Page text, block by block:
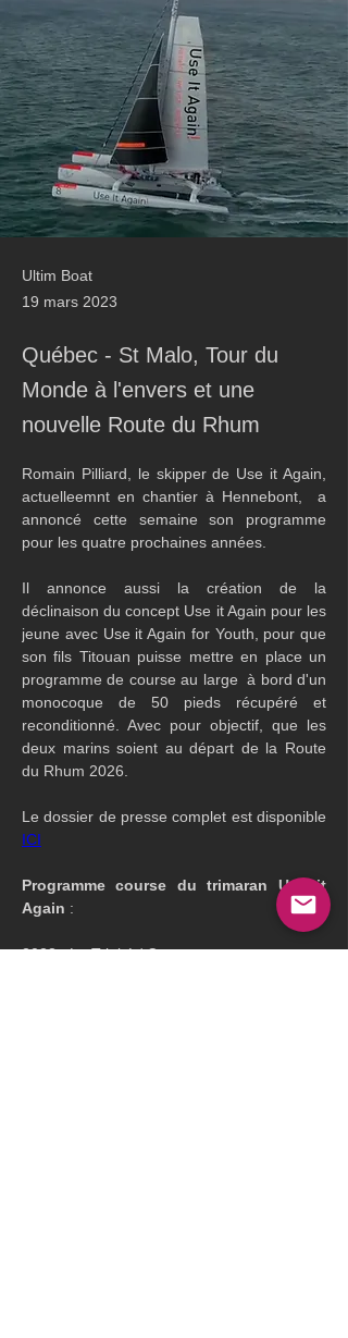
Ultim Boat
19 mars 2023
Québec - St Malo, Tour du
Monde à l'envers et une
nouvelle Route du Rhum
Romain Pilliard, le skipper de Use it Again,
actuelleemnt en chantier à Hennebont,  a
annoncé cette semaine son programme
pour les quatre prochaines années.
Il annonce aussi la création de la
déclinaison du concept Use it Again pour les
jeune avec Use it Again for Youth, pour que
son fils Titouan puisse mettre en place un
programme de course au large  à bord d'un
monocoque de 50 pieds récupéré et
reconditionné. Avec pour objectif, que les
deux marins soient au départ de la Route
du Rhum 2026.
ICI
Programme course du trimaran Use it
Again :
2023 : La Trinité / Cowes